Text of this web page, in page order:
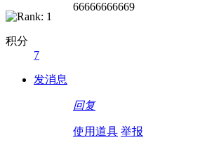
积分
7
发消息
66666666669
回复
使用道具 举报